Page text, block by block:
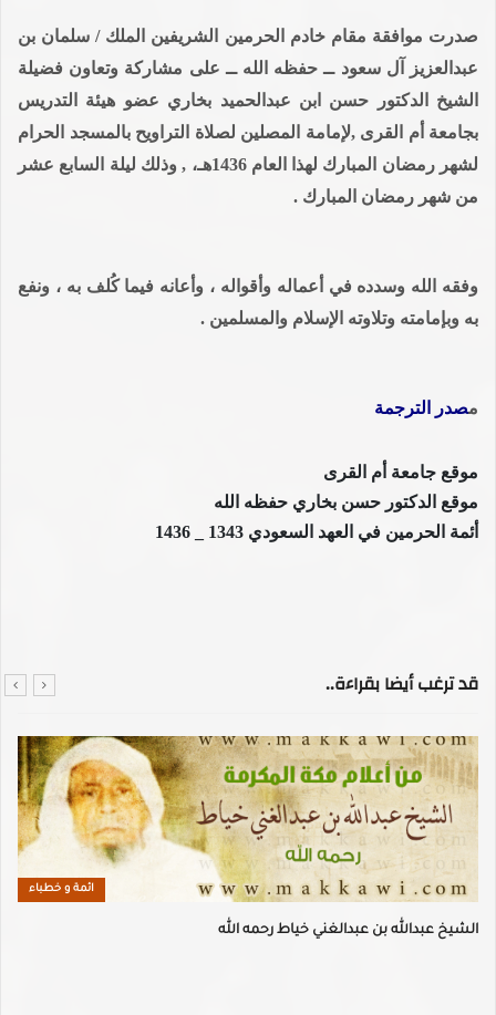
صدرت موافقة مقام خادم الحرمين الشريفين الملك / سلمان بن
عبدالعزيز آل سعود ــ حفظه الله ــ على مشاركة وتعاون فضيلة
الشيخ الدكتور حسن ابن عبدالحميد بخاري عضو هيئة التدريس
بجامعة أم القرى ,لإمامة المصلين لصلاة التراويح بالمسجد الحرام
لشهر رمضان المبارك لهذا العام 1436هـ، , وذلك ليلة السابع عشر
من شهر رمضان المبارك .
وفقه الله وسدده في أعماله وأقواله ، وأعانه فيما كُلف به ، ونفع
به وبإمامته وتلاوته الإسلام والمسلمين .
مصدر الترجمة
موقع جامعة أم القرى
موقع الدكتور حسن بخاري حفظه الله
أئمة الحرمين في العهد السعودي 1343 _ 1436
قد ترغب أيضا بقراءة..
ائمة و خطباء
الشيخ عبدالله بن عبدالغني خياط رحمه الله